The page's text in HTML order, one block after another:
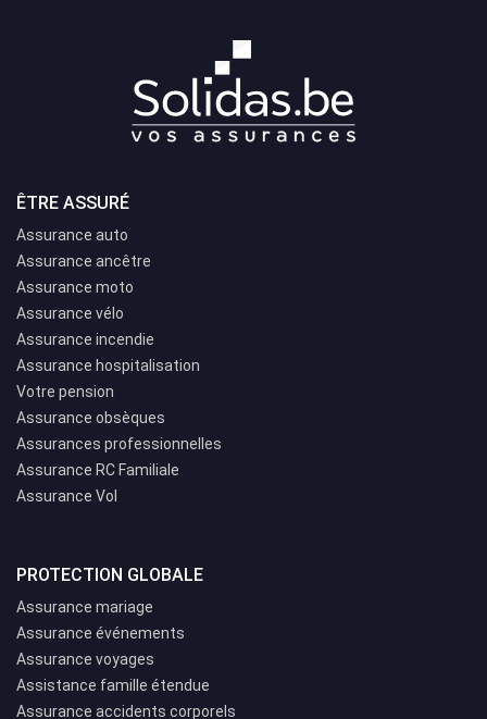
ÊTRE ASSURÉ
Assurance auto
Assurance ancêtre
Assurance moto
Assurance vélo
Assurance incendie
Assurance hospitalisation
Votre pension
Assurance obsèques
Assurances professionnelles
Assurance RC Familiale
Assurance Vol
PROTECTION GLOBALE
Assurance mariage
Assurance événements
Assurance voyages
Assistance famille étendue
Assurance accidents corporels